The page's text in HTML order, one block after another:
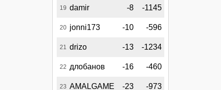
19 damir -8 -1145
20 jonni173 -10 -596
21 drizo -13 -1234
22 длобанов -16 -460
23 AMALGAME -23 -973